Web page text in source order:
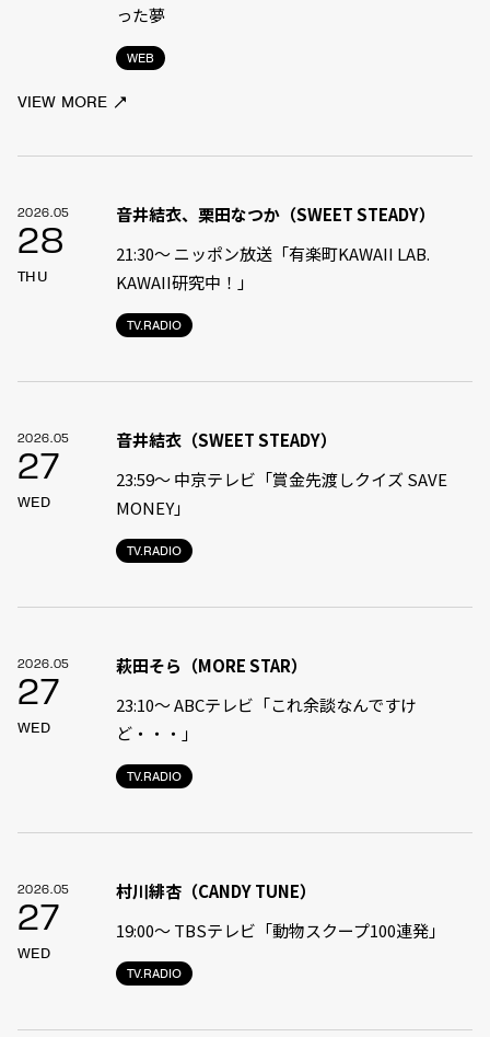
WEB
った夢
VIEW MORE
2026.05
28
THU
TV.RADIO
音井結衣、栗田なつか（SWEET STEADY）
21:30〜 ニッポン放送「有楽町KAWAII LAB.
KAWAII研究中！」
2026.05
27
WED
TV.RADIO
音井結衣（SWEET STEADY）
23:59〜 中京テレビ「賞金先渡しクイズ SAVE
MONEY」
2026.05
27
WED
TV.RADIO
萩田そら（MORE STAR）
23:10〜 ABCテレビ「これ余談なんですけ
ど・・・」
2026.05
27
WED
TV.RADIO
村川緋杏（CANDY TUNE）
19:00〜 TBSテレビ「動物スクープ100連発」